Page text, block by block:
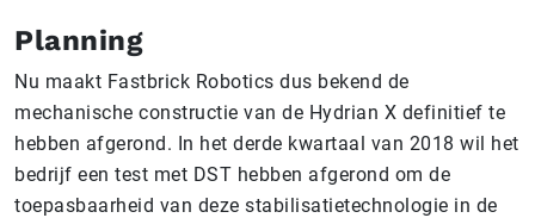
Planning
Nu maakt Fastbrick Robotics dus bekend de
mechanische constructie van de Hydrian X definitief te
hebben afgerond. In het derde kwartaal van 2018 wil het
bedrijf een test met DST hebben afgerond om de
toepasbaarheid van deze stabilisatietechnologie in de